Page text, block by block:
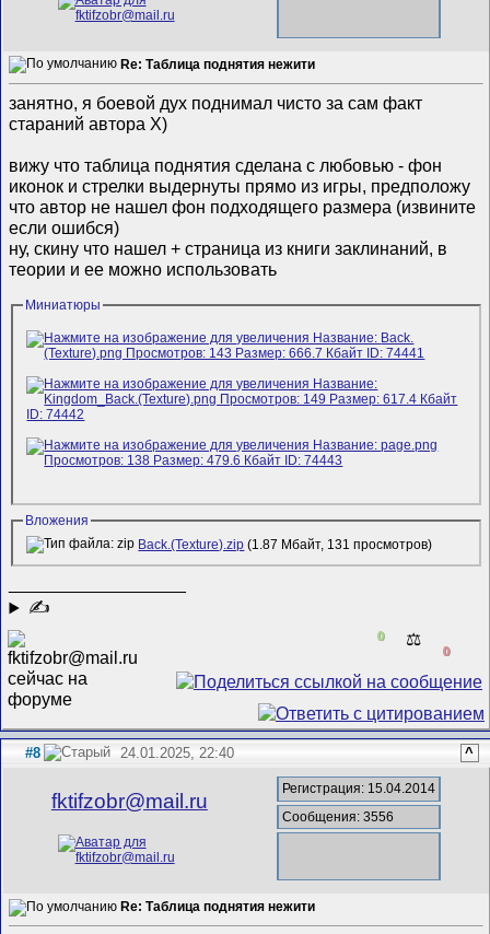
Re: Таблица поднятия нежити
занятно, я боевой дух поднимал чисто за сам факт
стараний автора Х)
вижу что таблица поднятия сделана с любовью - фон
иконок и стрелки выдернуты прямо из игры, предположу
что автор не нашел фон подходящего размера (извините
если ошибся)
ну, скину что нашел + страница из книги заклинаний, в
теории и ее можно использовать
Миниатюры
Вложения
Back.(Texture).zip (1.87 Мбайт, 131 просмотров)
✍
0 ⚖️
0
#8 24.01.2025, 22:40 ^
fktifzobr@mail.ru
Регистрация: 15.04.2014
Сообщения: 3556
Re: Таблица поднятия нежити